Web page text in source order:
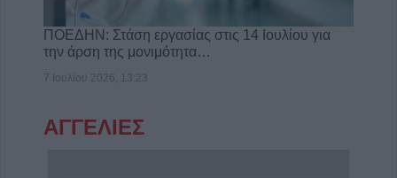
ΠΟΕΔΗΝ: Στάση εργασίας στις 14 Ιουλίου για
την άρση της μονιμότητα…
7 Ιουλίου 2026, 13:23
ΑΓΓΕΛΙΕΣ